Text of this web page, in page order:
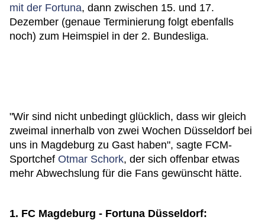
mit der Fortuna, dann zwischen 15. und 17.
Dezember (genaue Terminierung folgt ebenfalls
noch) zum Heimspiel in der 2. Bundesliga.
"Wir sind nicht unbedingt glücklich, dass wir gleich
zweimal innerhalb von zwei Wochen Düsseldorf bei
uns in Magdeburg zu Gast haben", sagte FCM-
Sportchef Otmar Schork, der sich offenbar etwas
mehr Abwechslung für die Fans gewünscht hätte.
1. FC Magdeburg - Fortuna Düsseldorf: